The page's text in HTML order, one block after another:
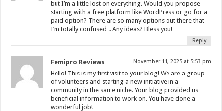
but I’m a little lost on everything. Would you propose
starting with a free platform like WordPress or go for a
paid option? There are so many options out there that
I’m totally confused .. Any ideas? Bless you!
Reply
Femipro Reviews November 11, 2025 at 5:53 pm
Hello! This is my first visit to your blog! We are a group
of volunteers and starting a new initiative in a
community in the same niche. Your blog provided us
beneficial information to work on. You have done a
wonderful job!